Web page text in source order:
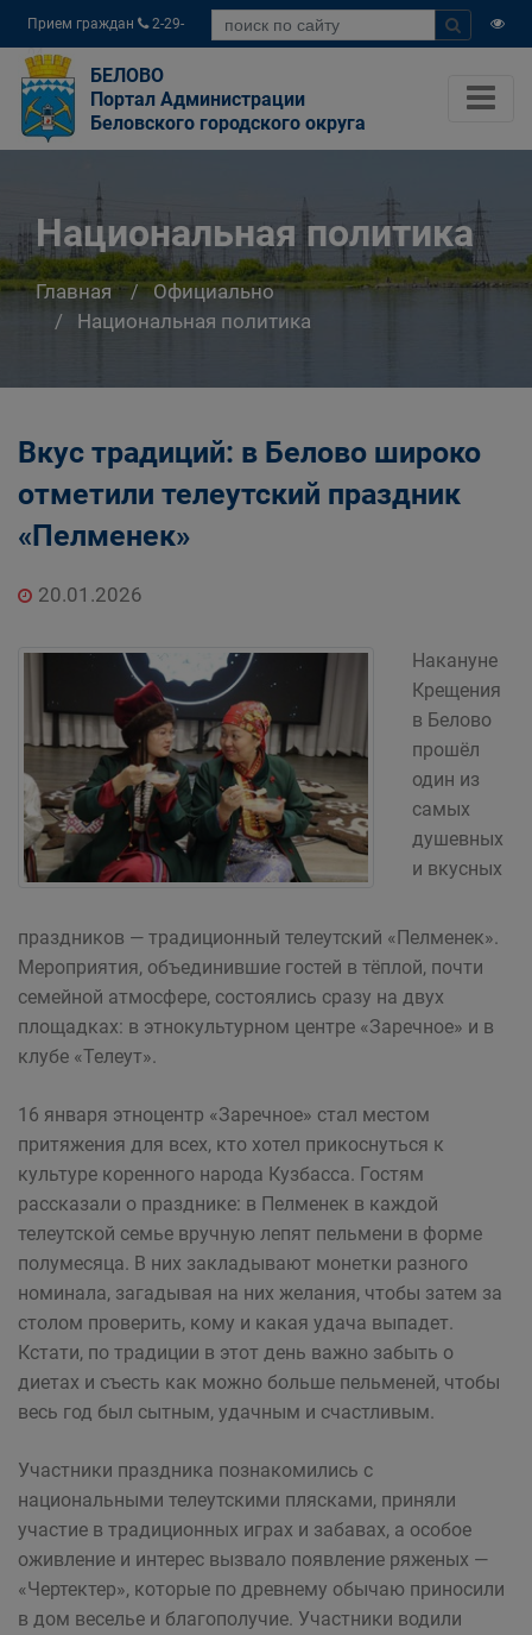
Прием граждан
2-29-
04
БЕЛОВО
Портал Администрации
Беловского городского округа
Национальная политика
Главная
Официально
Национальная политика
Вкус традиций: в Белово широко
отметили телеутский праздник
«Пелменек»
20.01.2026
Накануне
Крещения
в Белово
прошёл
один из
самых
душевных
и вкусных
праздников — традиционный телеутский «Пелменек».
Мероприятия, объединившие гостей в тёплой, почти
семейной атмосфере, состоялись сразу на двух
площадках: в этнокультурном центре «Заречное» и в
клубе «Телеут».
16 января этноцентр «Заречное» стал местом
притяжения для всех, кто хотел прикоснуться к
культуре коренного народа Кузбасса. Гостям
рассказали о празднике: в Пелменек в каждой
телеутской семье вручную лепят пельмени в форме
полумесяца. В них закладывают монетки разного
номинала, загадывая на них желания, чтобы затем за
столом проверить, кому и какая удача выпадет.
Кстати, по традиции в этот день важно забыть о
диетах и съесть как можно больше пельменей, чтобы
весь год был сытным, удачным и счастливым.
Участники праздника познакомились с
национальными телеутскими плясками, приняли
участие в традиционных играх и забавах, а особое
оживление и интерес вызвало появление ряженых —
«Чертектер», которые по древнему обычаю приносили
в дом веселье и благополучие. Участники водили